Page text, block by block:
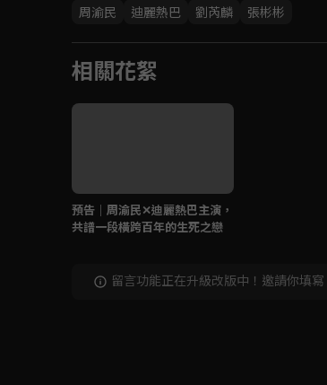
周渝民 迪麗熱巴 劉芮麟 張彬彬
相關花絮
預告｜周渝民✕迪麗熱巴主演，
共譜一段橫跨百年的生死之戀
留言功能正在升級改版中！邀請你填寫